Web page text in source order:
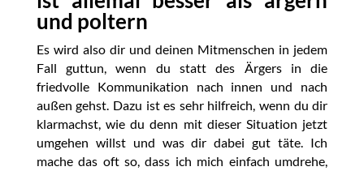
und poltern
Es wird also dir und deinen Mitmenschen in jedem
Fall guttun, wenn du statt des Ärgers in die
friedvolle Kommunikation nach innen und nach
außen gehst. Dazu ist es sehr hilfreich, wenn du dir
klarmachst, wie du denn mit dieser Situation jetzt
umgehen willst und was dir dabei gut täte. Ich
mache das oft so, dass ich mich einfach umdrehe,